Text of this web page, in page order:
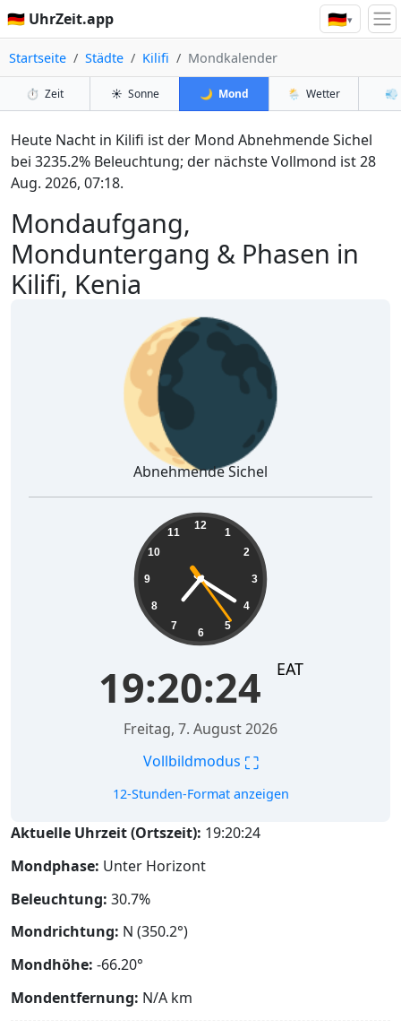
🇩🇪 UhrZeit.app 🇩🇪▾
Startseite Städte Kilifi Mondkalender
⏱️ Zeit ☀️ Sonne 🌙 Mond 🌦️ Wetter 💨
Mondaufgang,
Monduntergang & Phasen in
Kilifi, Kenia
Heute Nacht in Kilifi ist der Mond Abnehmende Sichel
bei 3235.2% Beleuchtung; der nächste Vollmond ist 28
Aug. 2026, 07:18.
🌘
Abnehmende Sichel
12
1
2
3
4
5
6
7
8
9
10
11
19:20:25 EAT
Freitag, 7. August 2026
Vollbildmodus ⛶
12-Stunden-Format anzeigen
Aktuelle Uhrzeit (Ortszeit): 19:20:25
Mondphase: Unter Horizont
Beleuchtung: 30.7%
Mondrichtung: N (350.2°)
Mondhöhe: -66.20°
Mondentfernung: N/A km